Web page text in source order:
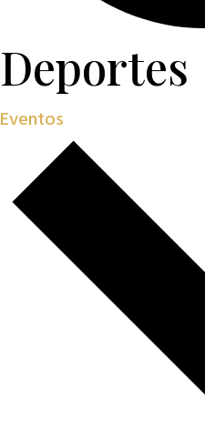
Deportes
Eventos